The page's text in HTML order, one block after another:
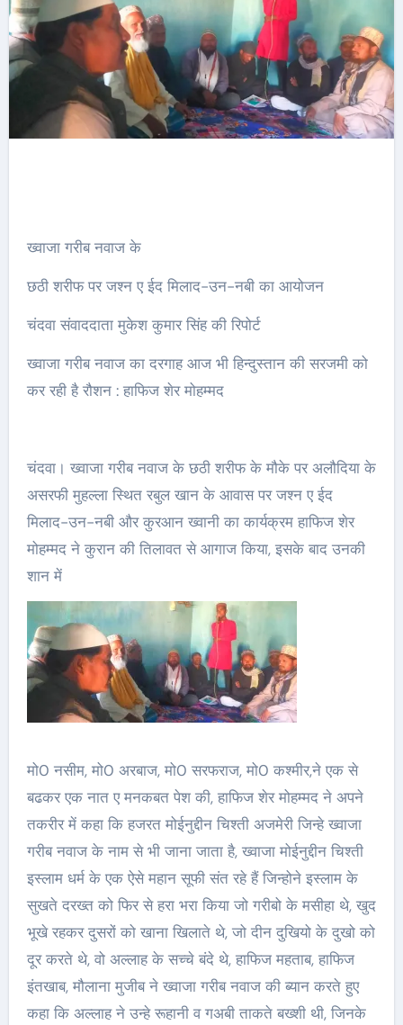
ख्वाजा गरीब नवाज के
छठी शरीफ पर जश्न ए ईद मिलाद-उन-नबी का आयोजन
चंदवा संवाददाता मुकेश कुमार सिंह की रिपोर्ट
ख्वाजा गरीब नवाज का दरगाह आज भी हिन्दुस्तान की सरजमी को
कर रही है रौशन : हाफिज शेर मोहम्मद
चंदवा। ख्वाजा गरीब नवाज के छठी शरीफ के मौके पर अलौदिया के
असरफी मुहल्ला स्थित रबुल खान के आवास पर जश्न ए ईद
मिलाद-उन-नबी और कुरआन ख्वानी का कार्यक्रम हाफिज शेर
मोहम्मद ने कुरान की तिलावत से आगाज किया, इसके बाद उनकी
शान में
मो0 नसीम, मो0 अरबाज, मो0 सरफराज, मो0 कश्मीर,ने एक से
बढकर एक नात ए मनकबत पेश की, हाफिज शेर मोहम्मद ने अपने
तकरीर में कहा कि हजरत मोईनुद्दीन चिश्ती अजमेरी जिन्हे ख्वाजा
गरीब नवाज के नाम से भी जाना जाता है, ख्वाजा मोईनुद्दीन चिश्ती
इस्लाम धर्म के एक ऐसे महान सूफी संत रहे हैं जिन्होने इस्लाम के
सुखते दरख्त को फिर से हरा भरा किया जो गरीबो के मसीहा थे, खुद
भूखे रहकर दुसरों को खाना खिलाते थे, जो दीन दुखियो के दुखो को
दूर करते थे, वो अल्लाह के सच्चे बंदे थे, हाफिज महताब, हाफिज
इंतखाब, मौलाना मुजीब ने ख्वाजा गरीब नवाज की ब्यान करते हुए
कहा कि अल्लाह ने उन्हे रूहानी व गअबी ताकते बख्शी थी, जिनके